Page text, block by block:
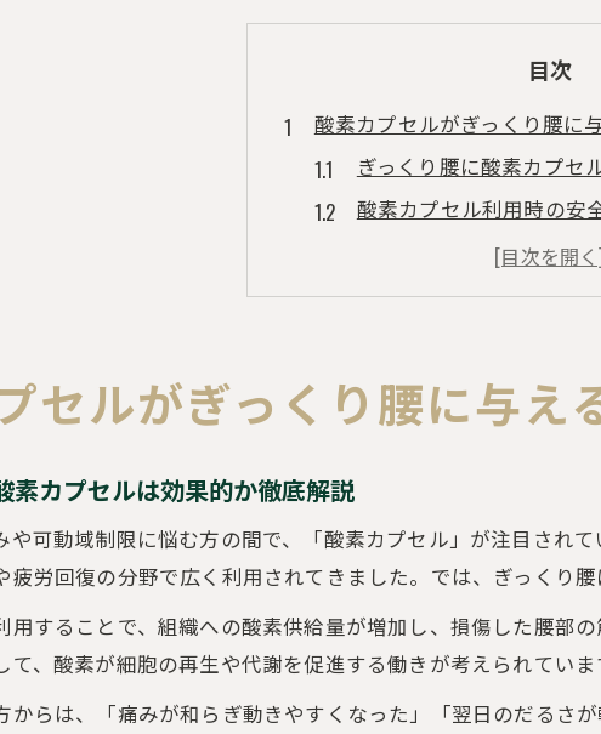
目次
酸素カプセルがぎっくり腰に
ぎっくり腰に酸素カプセ
酸素カプセル利用時の安
ぎっくり腰改善で注目さ
酸素カプセル利用で痛み
ぎっくり腰回復で注目される
ぎっくり腰回復を早める
酸素カプセル利用による
ぎっくり腰回復期に適し
早期改善を目指すなら酸素カ
ぎっくり腰早期改善に酸
酸素カプセルで回復スピ
セルがぎっくり腰に与え
素カプセルは効果的か徹底解説
や可動域制限に悩む方の間で、「酸素カプセル」が注目され
疲労回復の分野で広く利用されてきました。では、ぎっくり
用することで、組織への酸素供給量が増加し、損傷した腰部
て、酸素が細胞の再生や代謝を促進する働きが考えられていま
からは、「痛みが和らぎ動きやすくなった」「翌日のだるさ